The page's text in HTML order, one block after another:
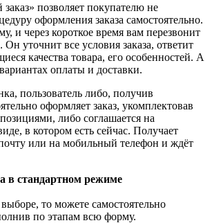
позволяет покупателю не
оформления заказа самостоятельно.
и через короткое время вам перезвонит
уточнит все условия заказа, ответит
качества товара, его особенностей. А
оплаты и доставки.
пользователь либо, получив
оформляет заказ, укомплектовав
либо соглашается на
в котором есть сейчас. Получает
или на мобильный телефон и ждёт
в стандартном режиме
то можете самостоятельно
по этапам всю форму.